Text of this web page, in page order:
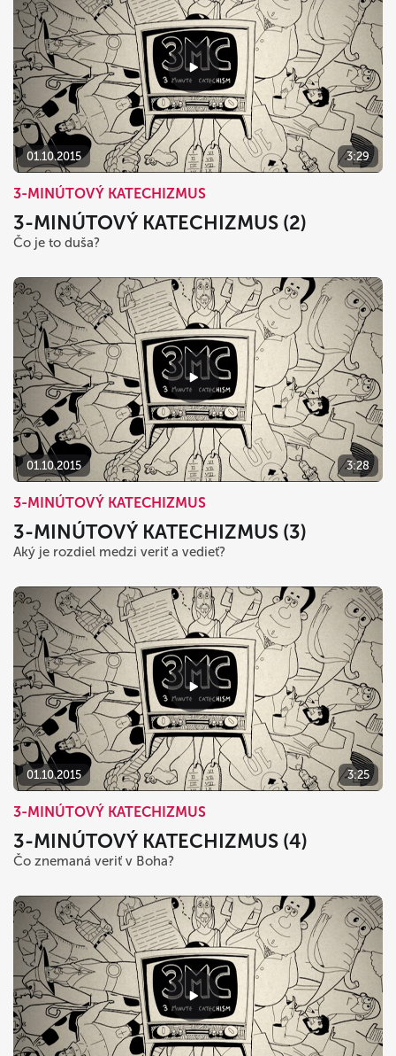
01.10.2015 3:29
3-MINÚTOVÝ KATECHIZMUS
3-MINÚTOVÝ KATECHIZMUS (2)
Čo je to duša?
01.10.2015 3:28
3-MINÚTOVÝ KATECHIZMUS
3-MINÚTOVÝ KATECHIZMUS (3)
Aký je rozdiel medzi veriť a vedieť?
01.10.2015 3:25
3-MINÚTOVÝ KATECHIZMUS
3-MINÚTOVÝ KATECHIZMUS (4)
Čo znemaná veriť v Boha?